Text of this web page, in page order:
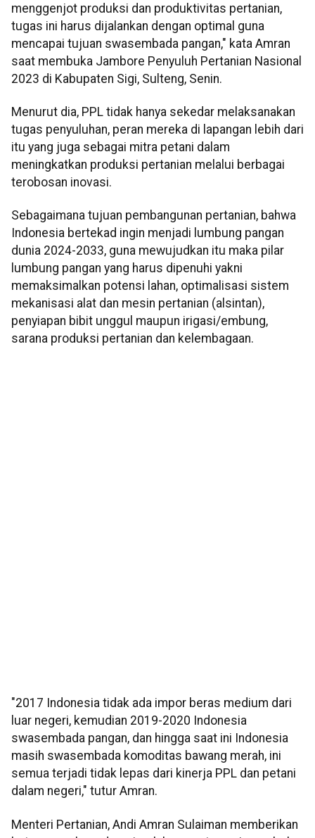
menggenjot produksi dan produktivitas pertanian,
tugas ini harus dijalankan dengan optimal guna
mencapai tujuan swasembada pangan," kata Amran
saat membuka Jambore Penyuluh Pertanian Nasional
2023 di Kabupaten Sigi, Sulteng, Senin.
Menurut dia, PPL tidak hanya sekedar melaksanakan
tugas penyuluhan, peran mereka di lapangan lebih dari
itu yang juga sebagai mitra petani dalam
meningkatkan produksi pertanian melalui berbagai
terobosan inovasi.
Sebagaimana tujuan pembangunan pertanian, bahwa
Indonesia bertekad ingin menjadi lumbung pangan
dunia 2024-2033, guna mewujudkan itu maka pilar
lumbung pangan yang harus dipenuhi yakni
memaksimalkan potensi lahan, optimalisasi sistem
mekanisasi alat dan mesin pertanian (alsintan),
penyiapan bibit unggul maupun irigasi/embung,
sarana produksi pertanian dan kelembagaan.
"2017 Indonesia tidak ada impor beras medium dari
luar negeri, kemudian 2019-2020 Indonesia
swasembada pangan, dan hingga saat ini Indonesia
masih swasembada komoditas bawang merah, ini
semua terjadi tidak lepas dari kinerja PPL dan petani
dalam negeri," tutur Amran.
Menteri Pertanian, Andi Amran Sulaiman memberikan